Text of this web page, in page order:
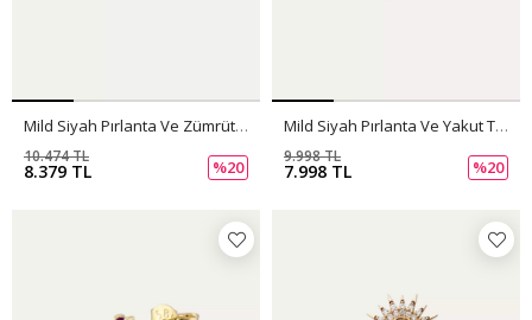
Mild Siyah Pırlanta Ve Zümrüt Taşlı Mini Tek Küpe
8.379 TL
10.474 TL
%20
Mild Siyah Pırlanta Ve Yakut Taşlı Mini Tek Küpe
7.998 TL
9.998 TL
%20